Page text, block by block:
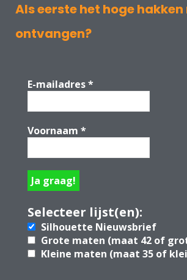
Als eerste het hoge hakken
ontvangen?
E-mailadres*
Voornaam *
Selecteer lijst(en):
Silhouette Nieuwsbrief
Grote maten (maat 42 of
Kleine maten (maat 35 of